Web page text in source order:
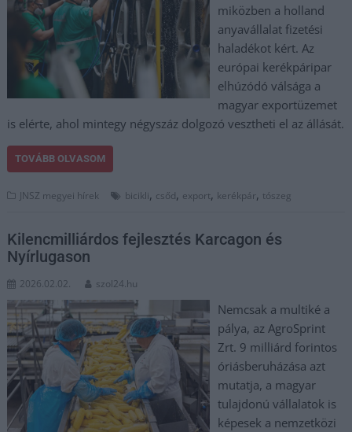
miközben a holland
anyavállalat fizetési
haladékot kért. Az
európai kerékpáripar
elhúzódó válsága a
magyar exportüzemet
is elérte, ahol mintegy négyszáz dolgozó vesztheti el az állását.
TOVÁBB OLVASOM
JNSZ megyei hírek bicikli, csőd, export, kerékpár, tószeg
Kilencmilliárdos fejlesztés Karcagon és
Nyírlugason
2026.02.02. szol24.hu
Nemcsak a multiké a
pálya, az AgroSprint
Zrt. 9 milliárd forintos
óriásberuházása azt
mutatja, a magyar
tulajdonú vállalatok is
képesek a nemzetközi